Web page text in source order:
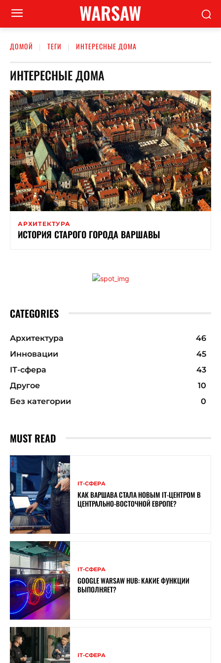
WARSAW
ДОМОЙ ТЕГИ ИНТЕРЕСНЫЕ ДОМА
ИНТЕРЕСНЫЕ ДОМА
АРХИТЕКТУРА
ИСТОРИЯ СТАРОГО ГОРОДА ВАРШАВЫ
CATEGORIES
Архитектура
46
Инновации
45
ІТ-сфера
43
Другое
10
Без категории
0
MUST READ
ІТ-СФЕРА
КАК ВАРШАВА СТАЛА НОВЫМ IT-ЦЕНТРОМ В
ЦЕНТРАЛЬНО-ВОСТОЧНОЙ ЕВРОПЕ?
ІТ-СФЕРА
GOOGLE WARSAW HUB: КАКИЕ ФУНКЦИИ
ВЫПОЛНЯЕТ?
ІТ-СФЕРА